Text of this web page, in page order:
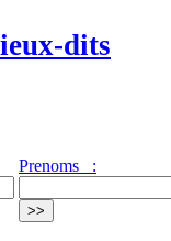
dits
Prenoms :